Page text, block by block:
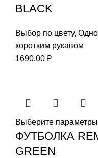
BLACK
Выбор по цвету,
коротким рукавом
1690,00 ₽
Выберите параметры
ФУТБОЛКА
GREEN